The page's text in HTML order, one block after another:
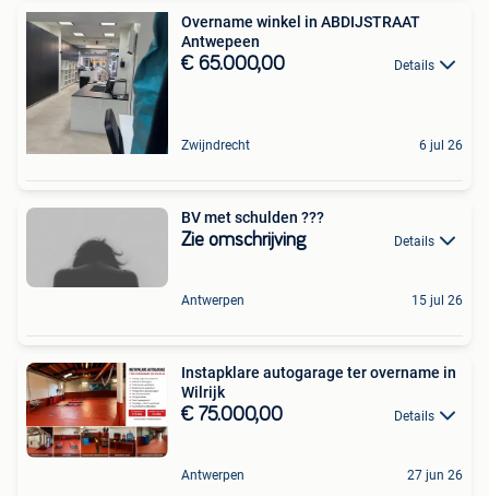
Overname winkel in ABDIJSTRAAT
Antwepeen
€ 65.000,00 Details
Zwijndrecht 6 jul 26
BV met schulden ???
Zie omschrijving Details
Antwerpen 15 jul 26
Instapklare autogarage ter overname in
Wilrijk
€ 75.000,00 Details
Antwerpen 27 jun 26